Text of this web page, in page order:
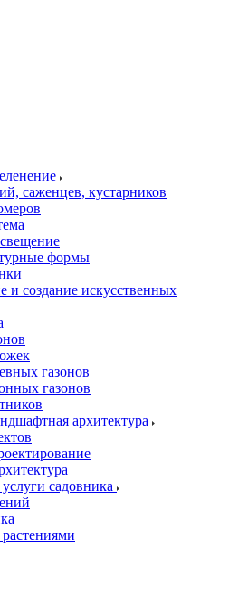
саженцев, кустарников
формы
и создание искусственных
газонов
газонов
архитектура
садовника